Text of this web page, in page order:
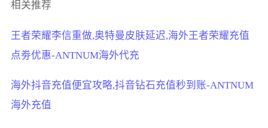
相关推荐
王者荣耀李信重做,奥特曼皮肤延迟,海外王者荣耀充值
点劵优惠-ANTNUM海外代充
海外抖音充值便宜攻略,抖音钻石充值秒到账-ANTNUM
海外充值